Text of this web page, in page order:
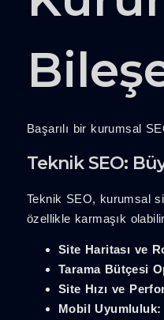
Başarılı bir kurumsal
Teknik SEO:
Teknik SEO, kurumsal
özellikle karmaşık
Site Haritası ve
Tarama Bütçesi
Site Hızı ve
Mobil Uyumluluk: